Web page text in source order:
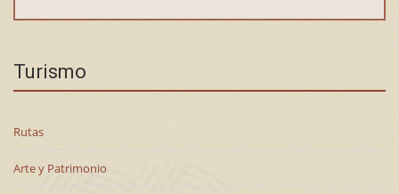
Turismo
Rutas
Arte y Patrimonio